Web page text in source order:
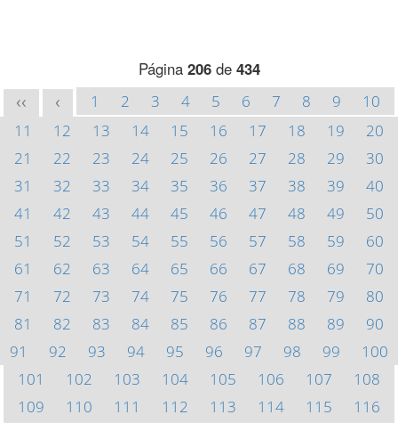
Página 206de 434
<< < 1 2 3 4 5 6 7 8 9
10
11
12 13 14 15 16 17 18 19
20
21
22 23 24 25 26 27 28 29
30
31
32 33 34 35 36 37 38 39
40
41
42 43 44 45 46 47 48 49
50
51
52 53 54 55 56 57 58 59
60
61
62 63 64 65 66 67 68 69
70
71
72 73 74 75 76 77 78 79
80
81
82 83 84 85 86 87 88 89
90
91
92 93 94 95 96 97 98 99
100
101
102 103 104 105 106 107
108
109
110 111 112 113 114 115
116